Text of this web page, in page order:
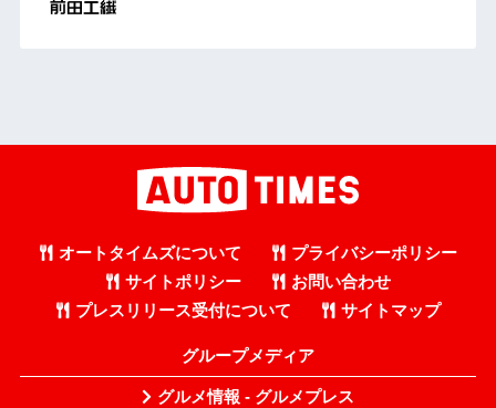
オートタイムズについて
プライバシーポリシー
サイトポリシー
お問い合わせ
プレスリリース受付について
サイトマップ
グループメディア
グルメ情報 - グルメプレス